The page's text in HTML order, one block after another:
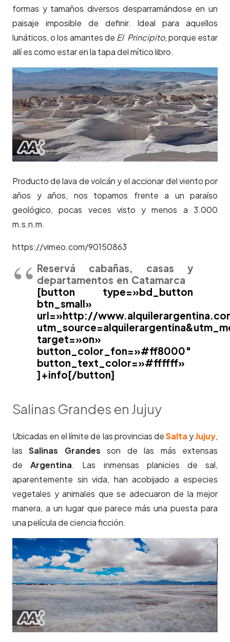
formas y tamaños diversos desparramándose en un
paisaje imposible de definir. Ideal para aquellos
lunáticos, o los amantes de El Principito, porque estar
allí es como estar en la tapa del mítico libro.
Producto de lava de volcán y el accionar del viento por
años y años, nos topamos frente a un paraíso
geológico, pocas veces visto y menos a 3.000
m.s.n.m.
https://vimeo.com/90150863
Reservá cabañas, casas y
departamentos en Catamarca
[button type=»bd_button
btn_small»
url=»http://
target=»on»
button_color_fon=»#ff8000″
button_text_color=»#ffffff»
]+info[/button]
Salinas Grandes en Jujuy
Ubicadas en el límite de las provincias deSalta yJujuy,
lasSalinas Grandes son de las más extensas
deArgentina. Las inmensas planicies de sal,
aparentemente sin vida, han acobijado a especies
vegetales y animales que se adecuaron de la mejor
manera, a un lugar que parece más una puesta para
una película de ciencia ficción.